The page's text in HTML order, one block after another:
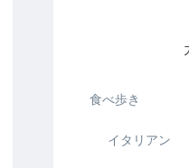
食べ歩き
イタリアン